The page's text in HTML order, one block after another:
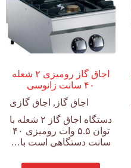
اجاق گاز رومیزی ۲ شعله
۴۰ سانت زانوسی
اجاق گاز , اجاق گازی
دستگاه اجاق گاز ۲ شعله با
توان ۵.۵ وات رومیزی ۴۰
سانت دستگاهی است با…